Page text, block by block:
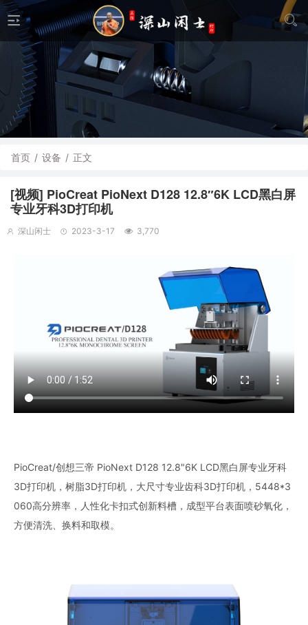
首页 / 设备 / 正文
[视频] PioCreat PioNext D128 12.8″6K LCD黑白屏
专业牙科3D打印机
深山闲士 2023-3-17 3,770
PioCreat/创想三帝 PioNext D128 12.8"6K LCD黑白屏专业牙科
3D打印机，树脂3D打印机，大尺寸专业齿科3D打印机，5448*3
060高分辨率，人性化卡扣式创新料槽，成型平台表面喷砂氧化，
方便清洗、换料和取模。